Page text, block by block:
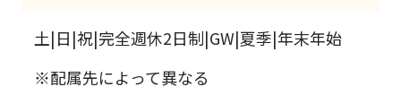
土|日|祝|完全週休2日制|GW|夏季|年末年始
※配属先によって異なる